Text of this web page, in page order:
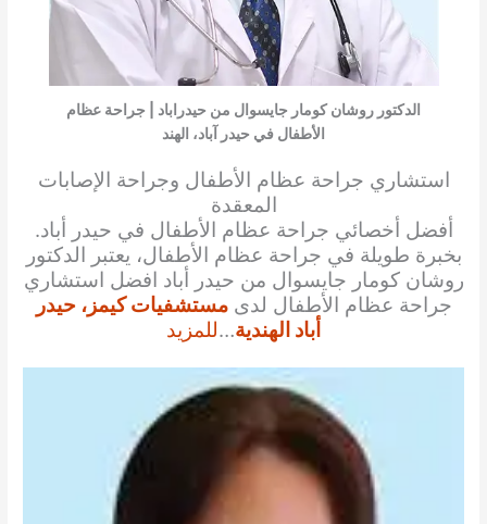
الدكتور روشان كومار جايسوال من حيدراباد | جراحة عظام
الأطفال في حيدر آباد، الهند
استشاري جراحة عظام الأطفال وجراحة الإصابات
المعقدة
أفضل أخصائي جراحة عظام الأطفال في حيدر أباد.
بخبرة طويلة في جراحة عظام الأطفال، يعتبر الدكتور
روشان كومار جايسوال من حيدر أباد افضل استشاري
جراحة عظام الأطفال لدىمستشفيات كيمز، حيدر
أباد الهندية…للمزيد